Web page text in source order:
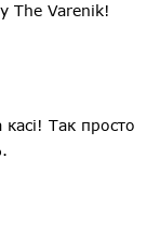
The Varenik!
Так просто